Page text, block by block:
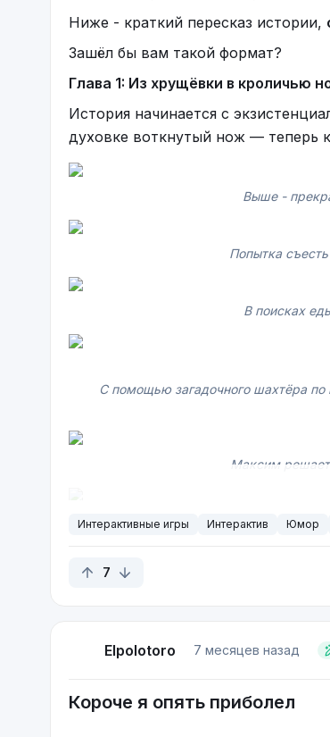
Ниже - краткий пересказ истории,
Зашёл бы вам такой формат?
Глава 1: Из хрущёвки в кроличью
История начинается с
духовке воткнутый нож — теперь
Выше -
Попытка
В поисках
С помощью загадочного шахтёра по
Максим решает
Интерактивные игры Интерактив Юмор
7
Elpolotoro 7 месяцев назад
Короче я опять приболел